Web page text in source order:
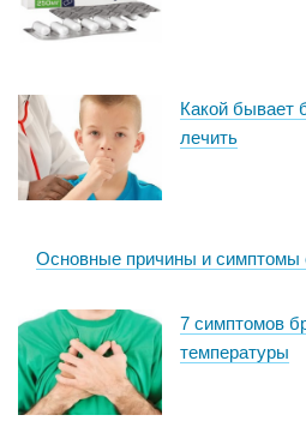
Какой бывает
лечить
Основные причины и симптомы
7 симптомов
температуры